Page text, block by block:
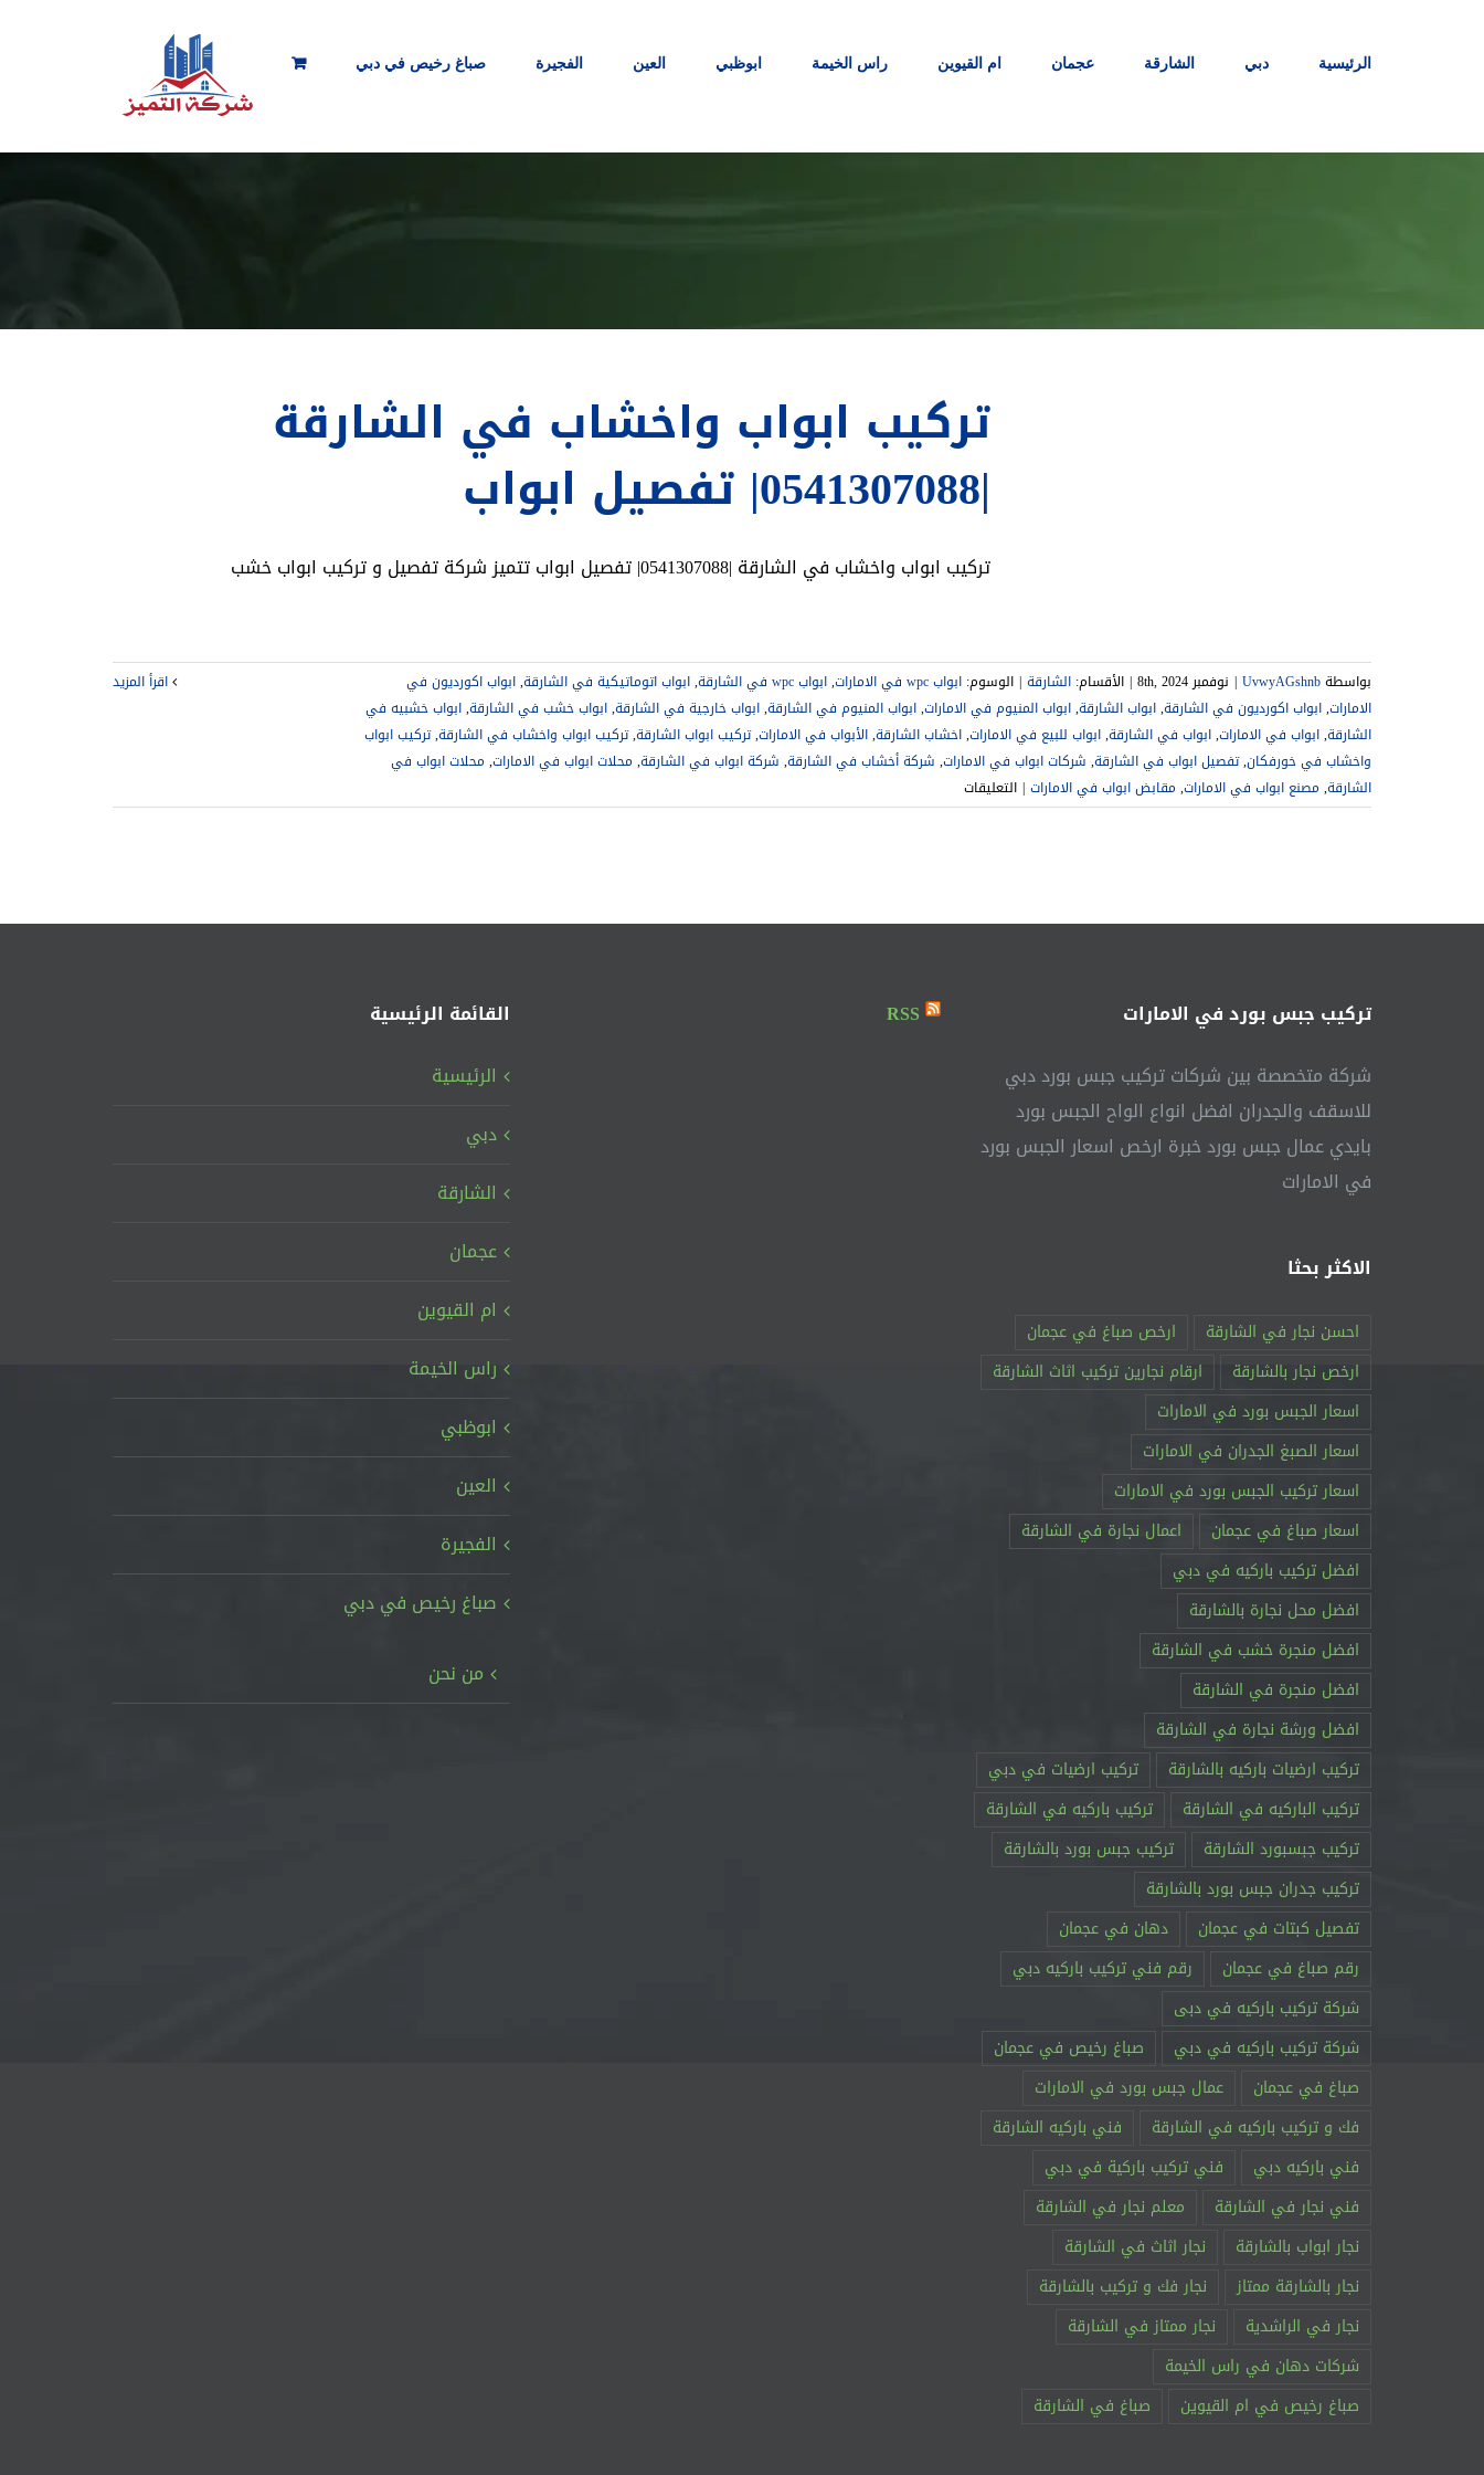
الرئيسية دبي الشارقة عجمان ام القيوين راس الخيمة ابوظبي العين الفجيرة صباغ رخيص في دبي
تركيب ابواب واخشاب في الشارقة
|0541307088| تفصيل ابواب
تركيب ابواب واخشاب في الشارقة |0541307088| تفصيل ابواب تتميز شركة تفصيل و تركيب ابواب خشب
بواسطةUvwyAGshnb
| نوفمبر 8th, 2024 | الأقسام: الشارقة | الوسوم: ابواب wpc في الامارات ,ابواب wpc في الشارقة ,ابواب اتوماتيكية في الشارقة,ابواب اكورديون في
الامارات,ابواب اكورديون في الشارقة,ابواب الشارقة,ابواب المنيوم في الامارات,ابواب المنيوم في الشارقة,ابواب خارجية في الشارقة,ابواب خشب في الشارقة,ابواب خشبيه في
الشارقة,ابواب في الامارات,ابواب في الشارقة,ابواب للبيع في الامارات,اخشاب الشارقة,الأبواب في الامارات,تركيب ابواب الشارقة,تركيب ابواب واخشاب في الشارقة,تركيب ابواب
واخشاب في خورفكان,تفصيل ابواب في الشارقة, شركات ابواب في الامارات, شركة أخشاب في الشارقة, شركة ابواب في الشارقة, محلات ابواب في الامارات, محلات ابواب في
الشارقة, مصنع ابواب في الامارات, مقابض ابواب في الامارات | التعليقاتعلى
تركيب
الشارقة
ابواب
تركيب جبس بورد في الامارات
شركة متخصصة بين شركات تركيب جبس بورد دبي
للاسقف والجدران افضل انواع الواح الجبس بورد
بايدي عمال جبس بورد خبرة ارخص اسعار الجبس بورد
في الامارات
الاكثر بحثا
احسن نجار في الشارقة
ارخص صباغ في عجمان
ارخص نجار بالشارقة
ارقام نجارين تركيب اثاث الشارقة
اسعار الجبس بورد في الامارات
اسعار الصبغ الجدران في الامارات
اسعار تركيب الجبس بورد في الامارات
اسعار صباغ في عجمان
اعمال نجارة في الشارقة
افضل تركيب باركيه في دبي
افضل محل نجارة بالشارقة
افضل منجرة خشب في الشارقة
افضل منجرة في الشارقة
افضل ورشة نجارة في الشارقة
تركيب ارضيات باركيه بالشارقة
تركيب ارضيات في دبي
تركيب الباركيه في الشارقة
تركيب باركيه في الشارقة
تركيب جبسبورد الشارقة
تركيب جبس بورد بالشارقة
تركيب جدران جبس بورد بالشارقة
تفصيل كبتات في عجمان
دهان في عجمان
رقم صباغ في عجمان
رقم فني تركيب باركيه دبي
شركة تركيب باركيه في دبى
شركة تركيب باركيه في دبي
صباغ رخيص في عجمان
صباغ في عجمان
عمال جبس بورد في الامارات
فك و تركيب باركيه في الشارقة
فني باركيه الشارقة
فني باركيه دبي
فني تركيب باركية في دبي
فني نجار في الشارقة
معلم نجار في الشارقة
نجار ابواب بالشارقة
نجار اثاث في الشارقة
نجار بالشارقة ممتاز
نجار فك و تركيب بالشارقة
نجار في الراشدية
نجار ممتاز في الشارقة
RSS
القائمة الرئيسية
الرئيسية
دبي
الشارقة
عجمان
ام القيوين
راس الخيمة
ابوظبي
العين
الفجيرة
صباغ رخيص في دبي
من نحن